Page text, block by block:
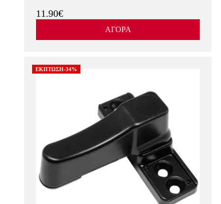
11.90€
ΑΓΟΡΑ
ΕΚΠΤΩΣΗ-34%